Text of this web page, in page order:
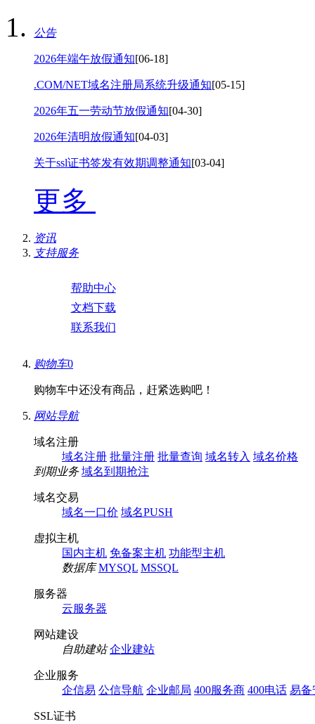
公告
2026年端午放假通知[06-18]
.COM/NET域名注册局系统升级通知[05-15]
2026年五一劳动节放假通知[04-30]
2026年清明放假通知[04-03]
关于ssl证书签发有效期调整通知[03-04]
更多
资讯
支持服务
帮助中心
文档下载
联系我们
购物车0
购物车中还没有商品，赶紧选购吧！
网站导航
域名注册
域名注册 批量注册 批量查询 域名转入 域名价格
到期业务 域名到期抢注
域名交易
域名一口价 域名PUSH
虚拟主机
国内主机 免备案主机 功能型主机
数据库 MYSQL MSSQL
服务器
云服务器
网站建设
自助建站 企业建站
企业服务
企信易 公信导航 企业邮局 400服务商 400电话 易备
SSL证书